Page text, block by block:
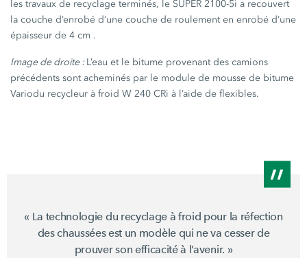
les travaux de recyclage terminés, le SUPER 2100-5i a recouvert
la couche d’enrobé d’une couche de roulement en enrobé d’une
épaisseur de4 cm .
Image de droite : L’eau et le bitume provenant des camions
précédents sont acheminés par le module de mousse de bitume
Variodu recycleur à froidW 240 CRi à l’aide de flexibles.
« La technologie du recyclage à froid pour la réfection
des chaussées est un modèle qui ne va cesser de
prouver son efficacité à l’avenir. »